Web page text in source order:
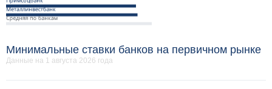
Минимальные ставки банков на первичном рынке
Данные на 1 августа 2026 года